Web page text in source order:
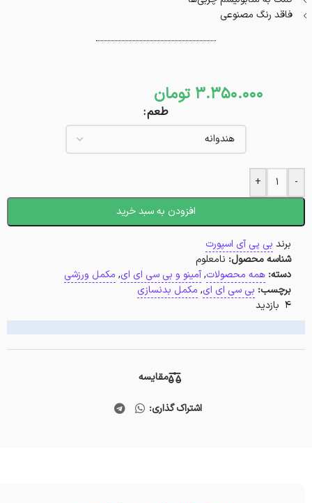
فاقد رنگ مصنوعی
3.350.000 تومان
طعم
-
+
افزودن به سبد خرید
برند بی پی آی اسپورت
شناسه محصول: نامعلوم
دسته: همه محصولات,آمینو و بی سی ای ای, مکمل ورزشی
برچسب: بی سی ای ای, مکمل بدنسازی
4 بازدید
مقایسه
اشتراک گذاری: